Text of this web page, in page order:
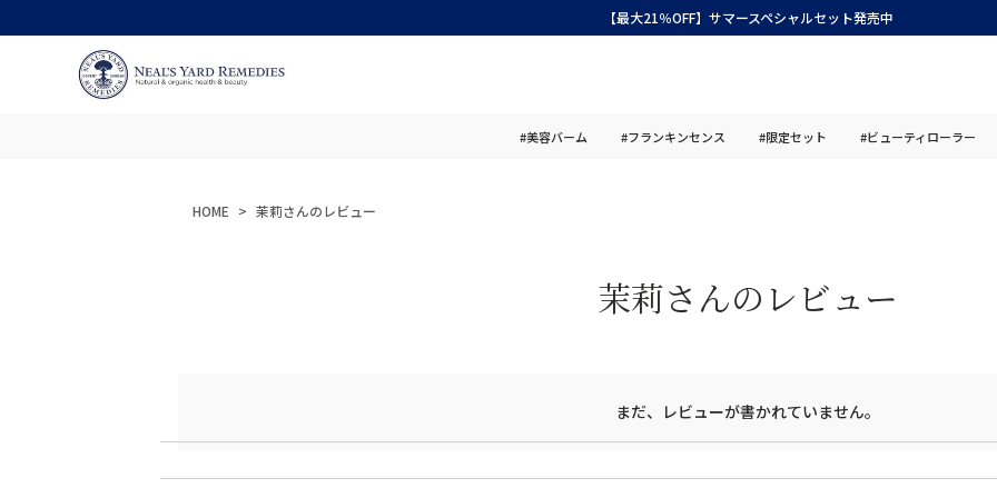
【最大21％OFF】サマースペシャルセット発売中
#美容バーム #フランキンセンス #限定セット #ビューティローラー
HOME 茉莉さんのレビュー
茉莉さんのレビュー
まだ、レビューが書かれていません。